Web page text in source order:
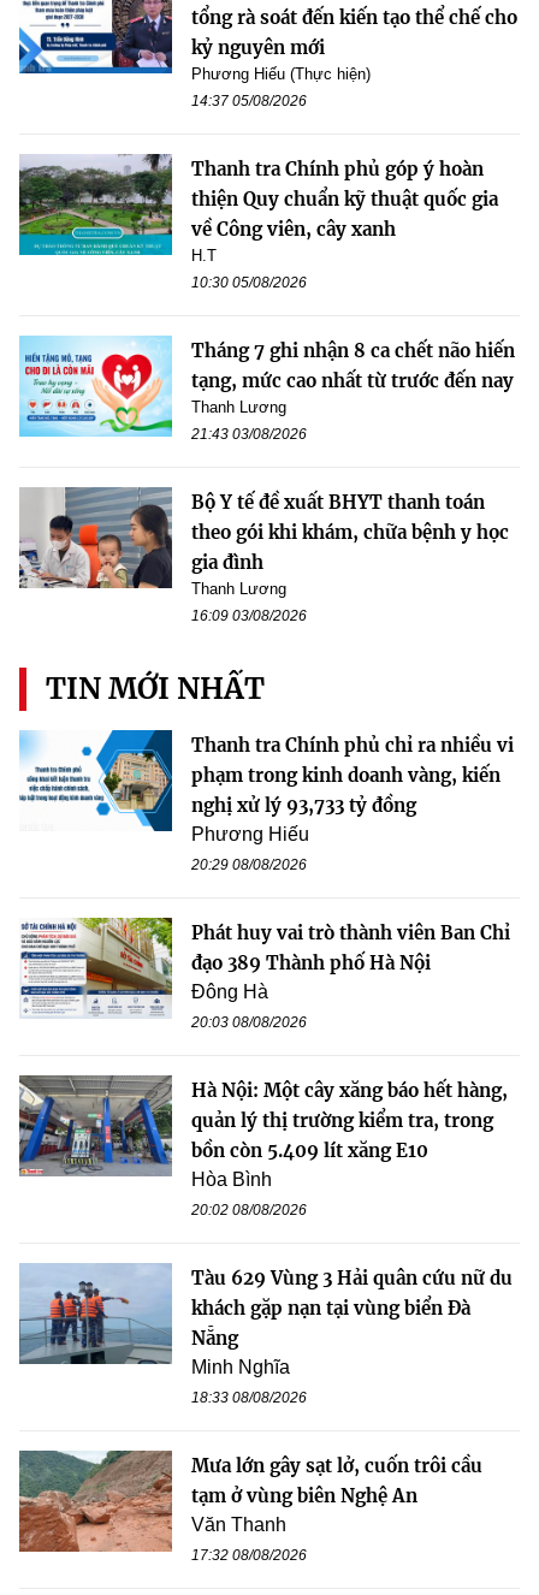
tổng rà soát đến kiến tạo thể chế cho
kỷ nguyên mới
Phương Hiếu (Thực hiện)
14:37 05/08/2026
Thanh tra Chính phủ góp ý hoàn
thiện Quy chuẩn kỹ thuật quốc gia
về Công viên, cây xanh
H.T
10:30 05/08/2026
Tháng 7 ghi nhận 8 ca chết não hiến
tạng, mức cao nhất từ trước đến nay
Thanh Lương
21:43 03/08/2026
Bộ Y tế đề xuất BHYT thanh toán
theo gói khi khám, chữa bệnh y học
gia đình
Thanh Lương
16:09 03/08/2026
TIN MỚI NHẤT
Thanh tra Chính phủ chỉ ra nhiều vi
phạm trong kinh doanh vàng, kiến
nghị xử lý 93,733 tỷ đồng
Phương Hiếu
20:29 08/08/2026
Phát huy vai trò thành viên Ban Chỉ
đạo 389 Thành phố Hà Nội
Đông Hà
20:03 08/08/2026
Hà Nội: Một cây xăng báo hết hàng,
quản lý thị trường kiểm tra, trong
bồn còn 5.409 lít xăng E10
Hòa Bình
20:02 08/08/2026
Tàu 629 Vùng 3 Hải quân cứu nữ du
khách gặp nạn tại vùng biển Đà
Nẵng
Minh Nghĩa
18:33 08/08/2026
Mưa lớn gây sạt lở, cuốn trôi cầu
tạm ở vùng biên Nghệ An
Văn Thanh
17:32 08/08/2026